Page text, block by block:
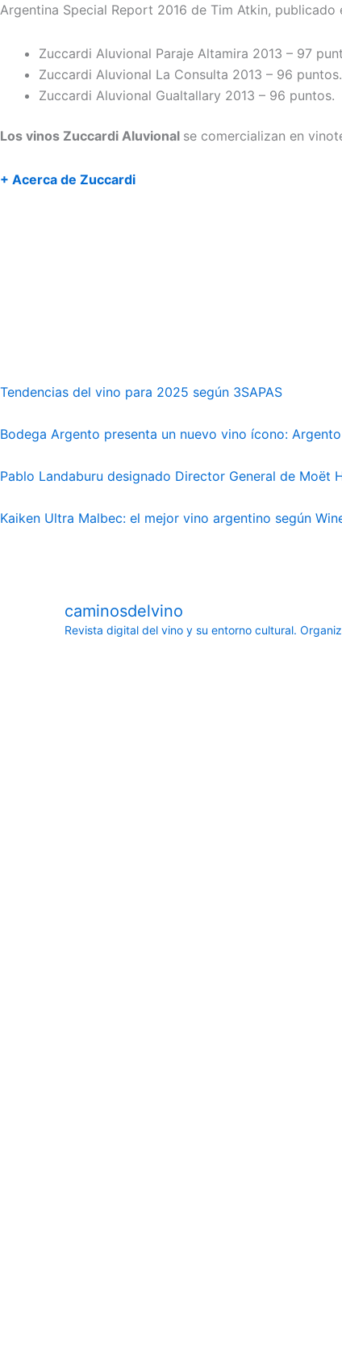
Argentina Special Report 2016 de Tim Atkin, publicado
Zuccardi Aluvional Paraje Altamira 2013 – 97
Zuccardi Aluvional La Consulta 2013 – 96 puntos.
Zuccardi Aluvional Gualtallary 2013 – 96 puntos.
Los vinos Zuccardi Aluvional se comercializan en
+ Acerca de Zuccardi
Tendencias del vino para 2025 según 3SAPAS
Bodega Argento presenta un nuevo vino ícono:
Pablo Landaburu designado Director General de Moët
Kaiken Ultra Malbec: el mejor vino argentino según
caminosdelvino
Revista digital del vino y su entorno cultural.